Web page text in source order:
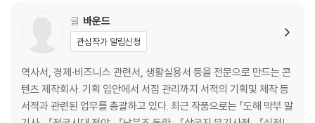
4 논리적 사고의 기본, ‘삼각 논리’에 대해 알아보자
5 ‘삼각 논리’를 이용하여 자신의 의견을 말해 보자
6 삼각 논리로 ‘사실’에 따른 ‘주장’을 해 보자
7 삼각 논리로 ‘가설’에 따른 ‘주장’을 해 보자
8 사건의 관계를 올바르게 이해하자
9 ‘왜?’라는 의문을 소중히 여기자
글 바운드
관심작가 알림신청
역사서, 경제·비즈니스 관련서, 생활실용서 등을 전문으로 만드는 콘
텐츠 제작회사. 기획 입안에서 서점 관리까지 서적의 기획및 제작 등
서적과 관련된 업무를 총괄하고 있다. 최근 작품으로는 『도해 막부 말